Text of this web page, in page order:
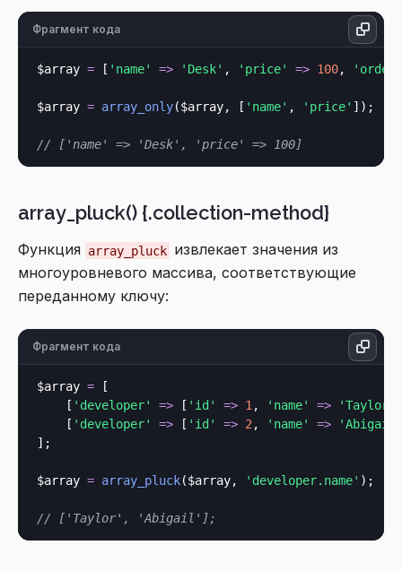
Фрагмент кода
$array = [ 'name' => 'Desk' , 'price' => 100,
$array = array_only($array, [ 'name' , 'price' ]);
// ['name' => 'Desk', 'price' => 100]
array_pluck() {.collection-method}
Функция array_pluck извлекает значения из
многоуровневого массива, соответствующие
переданному ключу:
Фрагмент кода
$array = [
    [
'developer' => [ 'id' => 1, 'name' => 'Taylor'
    [
'developer' => [ 'id' => 2, 'name' =>
'Abigail'
];
$array = array_pluck($array, 'developer.name' );
// ['Taylor', 'Abigail'];